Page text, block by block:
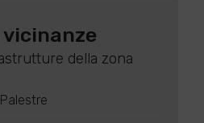
vicinanze
della zona
Palestre